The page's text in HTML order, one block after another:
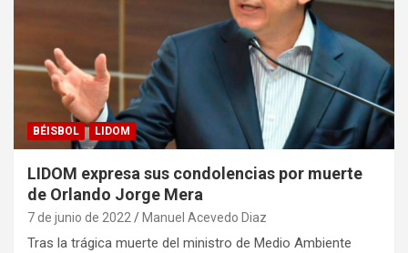
BÉISBOL LIDOM
LIDOM expresa sus condolencias por muerte
de Orlando Jorge Mera
7 de junio de 2022 Manuel Acevedo Diaz
Tras la trágica muerte del ministro de Medio Ambiente